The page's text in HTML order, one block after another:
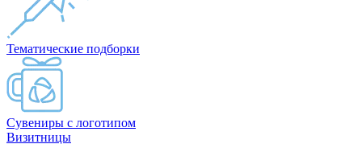
Тематические подборки
Сувениры с логотипом
Визитницы